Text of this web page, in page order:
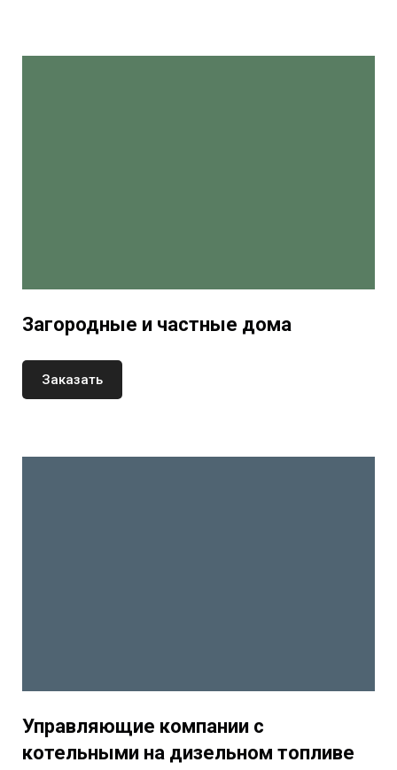
Загородные и частные дома
Заказать
Управляющие компании с
котельными на дизельном топливе